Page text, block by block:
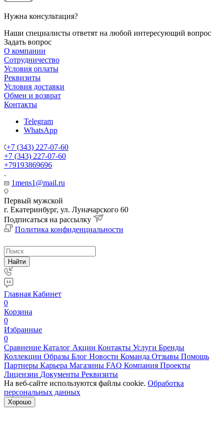
Нужна консультация?
Наши специалисты ответят на любой интересующий вопрос
Задать вопрос
О компании
Сотрудничество
Условия оплаты
Реквизиты
Условия доставки
Обмен и возврат
Контакты
Telegram
WhatsApp
+7 (343) 227-07-60
+7 (343) 227-07-60
+79193869696
1mens1@mail.ru
Первый мужской
г. Екатеринбург, ул. Луначарского 60
Подписаться на рассылку
Политика конфиденциальности
Найти
Главная Кабинет
0
Корзина
0
Избранные
0
Сравнение Каталог Акции Контакты Услуги Бренды
Коллекции Образы Блог Новости Команда Отзывы Помощь
Партнеры Карьера Магазины FAQ Компания Проекты
Лицензии Документы Реквизиты
На веб-сайте используются файлы cookie. Обработка
персональных данных
Хорошо